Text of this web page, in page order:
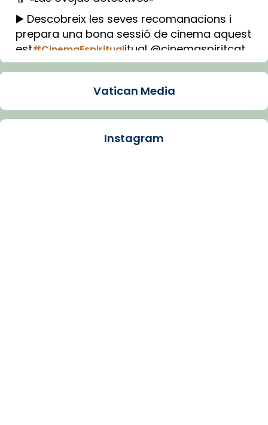
▶️ Descobreix les seves recomanacions i
prepara una bona sessió de cinema aquest
est#CinemaEspiritualitual @cinemaspiritcat
Imatge: Generada amb IA (OpenAI)
Arquebisbat de Barcelona
Vatican Media
Instagram